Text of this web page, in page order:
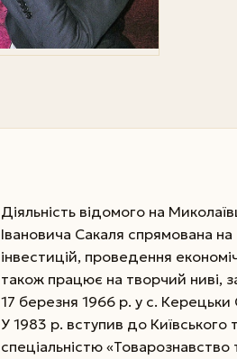
Діяльність відомого на
Івановича Сакаля спрямована
інвестицій, проведення
також працює на творчий ниві,
17 березня 1966 р. у с. Керецьки
У 1983 р. вступив до Київського
спеціальністю «Товарознавство